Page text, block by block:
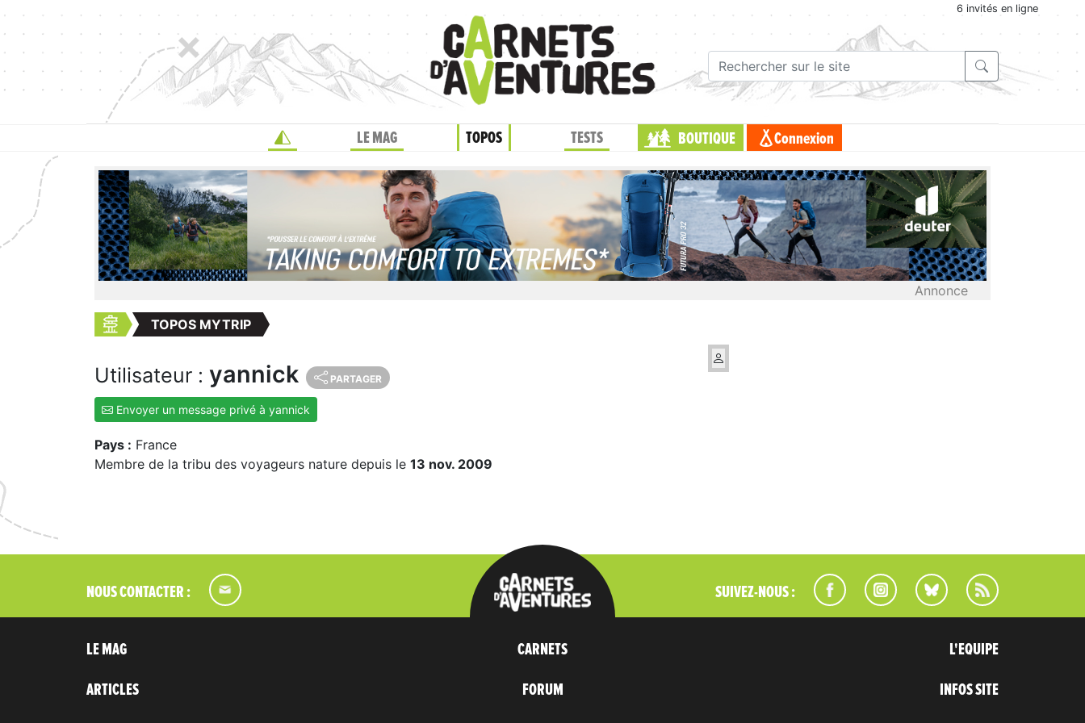
6 invités en ligne
LE MAG TOPOS TESTS BOUTIQUE Connexion
Annonce
TOPOS MYTRIP
Utilisateur : yannick PARTAGER
Envoyer un message privé à yannick
Pays : France
Membre de la tribu des voyageurs nature depuis le 13 nov. 2009
NOUS CONTACTER : SUIVEZ-NOUS :
LE MAG
ARTICLES
CARNETS
FORUM
L'EQUIPE
INFOS SITE